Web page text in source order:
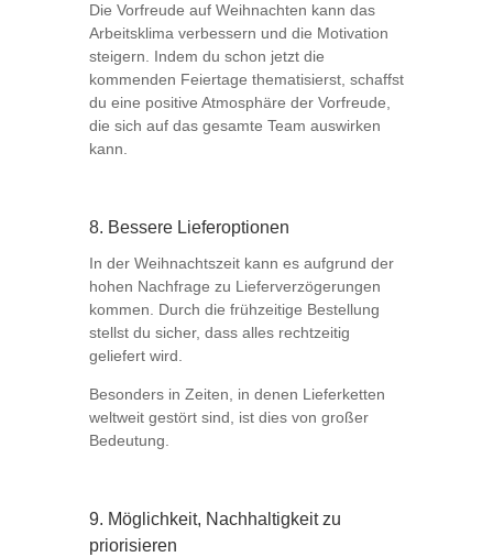
Die Vorfreude auf Weihnachten kann das
Arbeitsklima verbessern und die Motivation
steigern. Indem du schon jetzt die
kommenden Feiertage thematisierst, schaffst
du eine positive Atmosphäre der Vorfreude,
die sich auf das gesamte Team auswirken
kann.
8. Bessere Lieferoptionen
In der Weihnachtszeit kann es aufgrund der
hohen Nachfrage zu Lieferverzögerungen
kommen. Durch die frühzeitige Bestellung
stellst du sicher, dass alles rechtzeitig
geliefert wird.
Besonders in Zeiten, in denen Lieferketten
weltweit gestört sind, ist dies von großer
Bedeutung.
9. Möglichkeit, Nachhaltigkeit zu
priorisieren